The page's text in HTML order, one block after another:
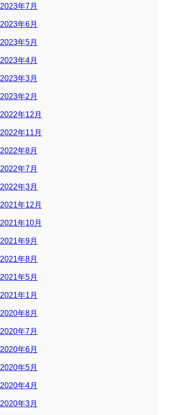
2023年7月
2023年6月
2023年5月
2023年4月
2023年3月
2023年2月
2022年12月
2022年11月
2022年8月
2022年7月
2022年3月
2021年12月
2021年10月
2021年9月
2021年8月
2021年5月
2021年1月
2020年8月
2020年7月
2020年6月
2020年5月
2020年4月
2020年3月